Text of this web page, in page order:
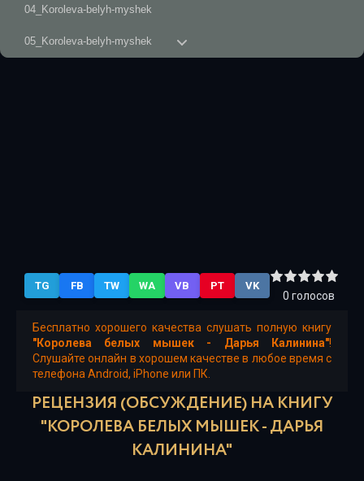
04_Koroleva-belyh-myshek
05_Koroleva-belyh-myshek
TG FB TW WA VB PT VK
0 голосов
Бесплатно хорошего качества слушать полную книгу
"Королева белых мышек - Дарья Калинина"!
Слушайте онлайн в хорошем качестве в любое время с
телефона Android, iPhone или ПК.
РЕЦЕНЗИЯ (ОБСУЖДЕНИЕ) НА КНИГУ
"КОРОЛЕВА БЕЛЫХ МЫШЕК - ДАРЬЯ
КАЛИНИНА"